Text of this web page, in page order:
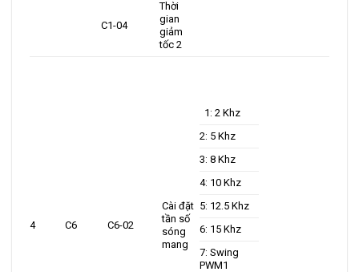
C1-04
Thời
gian
giảm
tốc 2
4 C6 C6-02
Cài đặt
tần số
sóng
mang
1: 2 Khz
2: 5 Khz
3: 8 Khz
4: 10 Khz
5: 12.5 Khz
6: 15 Khz
7: Swing
PWM1